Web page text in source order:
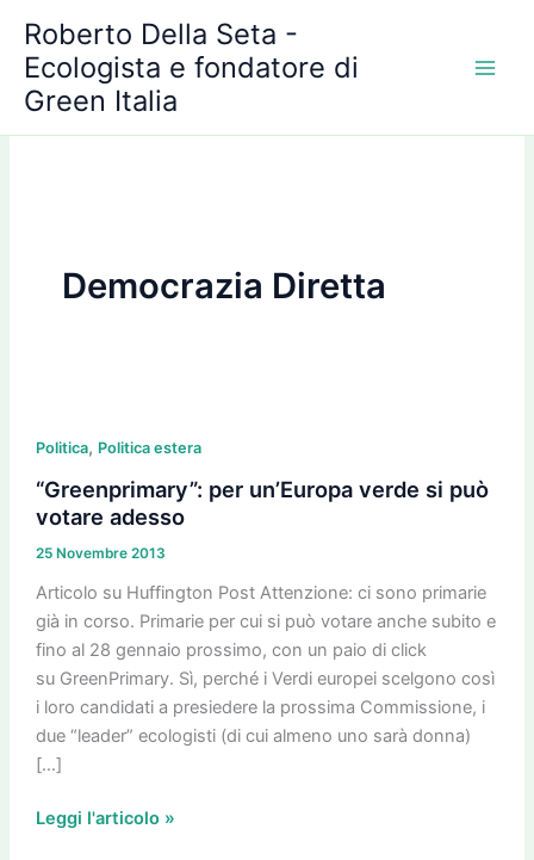
contenuto
Roberto Della Seta -
Ecologista e fondatore di
Green Italia
Democrazia Diretta
Politica, Politica estera
“Greenprimary”: per un’Europa verde si può
votare adesso
25 Novembre 2013
Articolo su Huffington Post Attenzione: ci sono primarie
già in corso. Primarie per cui si può votare anche subito e
fino al 28 gennaio prossimo, con un paio di click
su GreenPrimary. Sì, perché i Verdi europei scelgono così
i loro candidati a presiedere la prossima Commissione, i
due “leader” ecologisti (di cui almeno uno sarà donna)
[…]
per
un’Europa
verde
può
votare
adesso
Leggi l'articolo »
r
c
h